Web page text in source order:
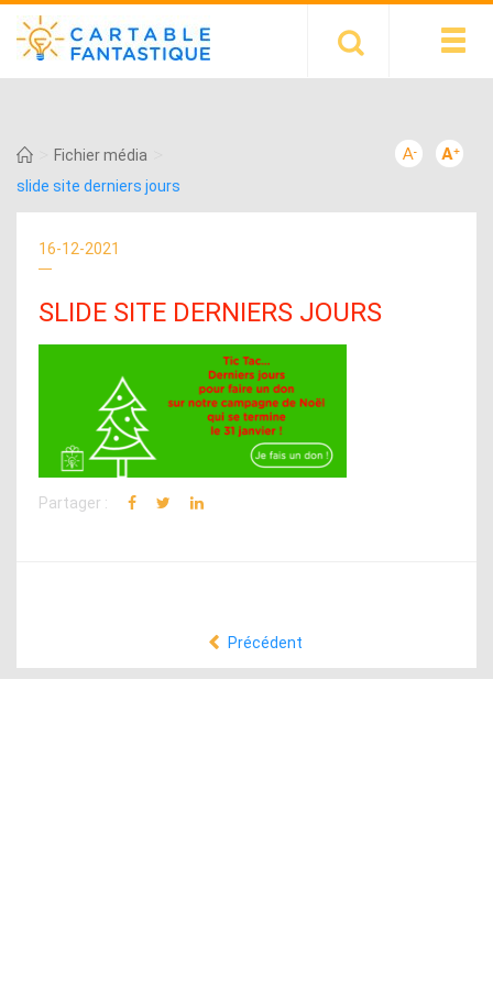
Fichier média
slide site derniers jours
16-12-2021
SLIDE SITE DERNIERS JOURS
Partager :
Précédent